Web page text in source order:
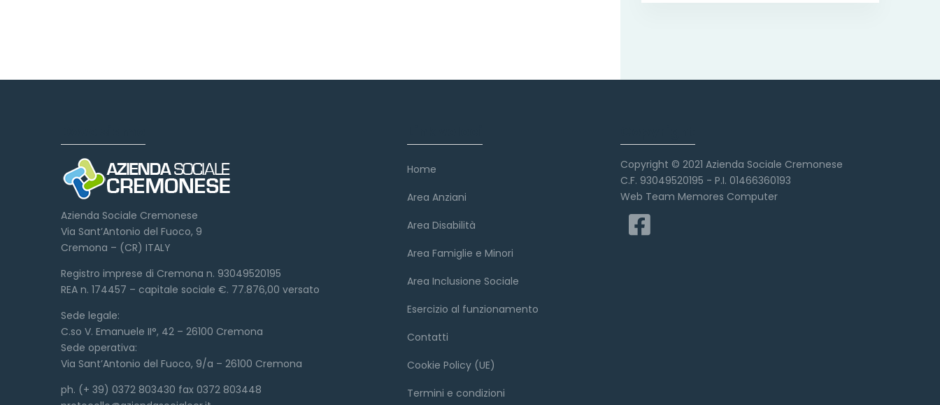
Azienda Sociale Cremonese
Via Sant’Antonio del Fuoco, 9
Cremona – (CR) ITALY
Registro imprese di Cremona n. 93049520195
REA n. 174457 – capitale sociale €. 77.876,00 versato
Sede legale:
C.so V. Emanuele II°, 42 – 26100 Cremona
Sede operativa:
Via Sant’Antonio del Fuoco, 9/a – 26100 Cremona
ph. (+ 39) 0372 803430 fax 0372 803448
Home
Area Anziani
Area Disabilità
Area Famiglie e Minori
Area Inclusione Sociale
Esercizio al funzionamento
Contatti
Cookie Policy (UE)
Termini e condizioni
Copyright © 2021 Azienda Sociale Cremonese
C.F. 93049520195 - P.I. 01466360193
Web Team Memores Computer